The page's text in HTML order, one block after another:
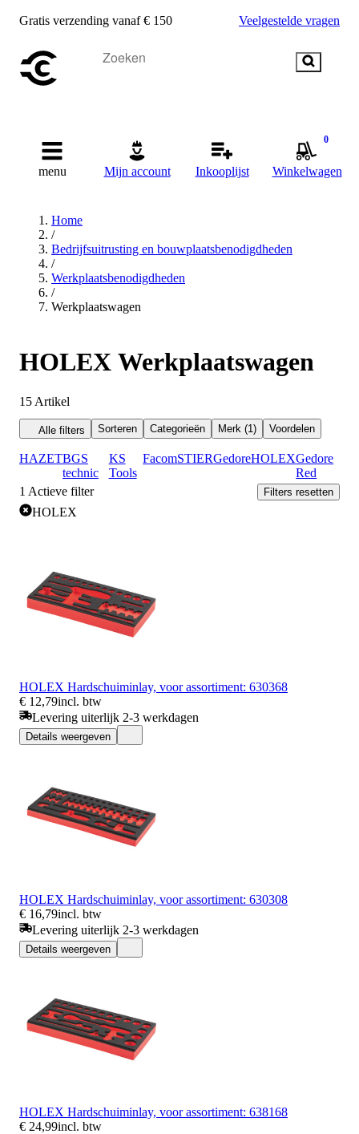
Gratis verzending vanaf € 150 Veelgestelde vragen
menu Mijn account Inkooplijst
0
Winkelwagen
Home
/
Bedrijfsuitrusting en bouwplaatsbenodigdheden
/
Werkplaatsbenodigdheden
/
Werkplaatswagen
HOLEX Werkplaatswagen
15 Artikel
Alle filters Sorteren Categorieën Merk (1) Voordelen
HAZETBGS
technic
KS
Tools
FacomSTIERGedoreHOLEXGedore
Red
1 Actieve filter Filters resetten
HOLEX
HOLEX Hardschuiminlay, voor assortiment: 630368
€ 12,79incl. btw
Levering uiterlijk 2-3 werkdagen
Details weergeven
HOLEX Hardschuiminlay, voor assortiment: 630308
€ 16,79incl. btw
Levering uiterlijk 2-3 werkdagen
Details weergeven
HOLEX Hardschuiminlay, voor assortiment: 638168
€ 24,99incl. btw